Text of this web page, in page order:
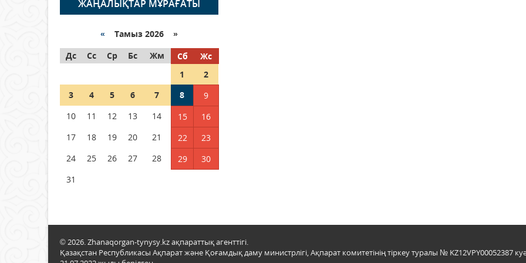
ЖАҢАЛЫҚТАР МҰРАҒАТЫ
« Тамыз 2026 »
Дс
Сс Ср Бс Жм Сб
Жс
1
2
3
4 5 6 7 8
9
10
11 12 13 14 15
16
17
18 19 20 21 22
23
24
25 26 27 28 29
30
31
© 2026. Zhanaqorgan-tynysy.kz ақпараттық агенттігі.
Қазақстан Республикасы Ақпарат және Қоғамдық даму министрлігі, Ақпарат комитетінің тіркеу туралы № KZ12VPY00052387